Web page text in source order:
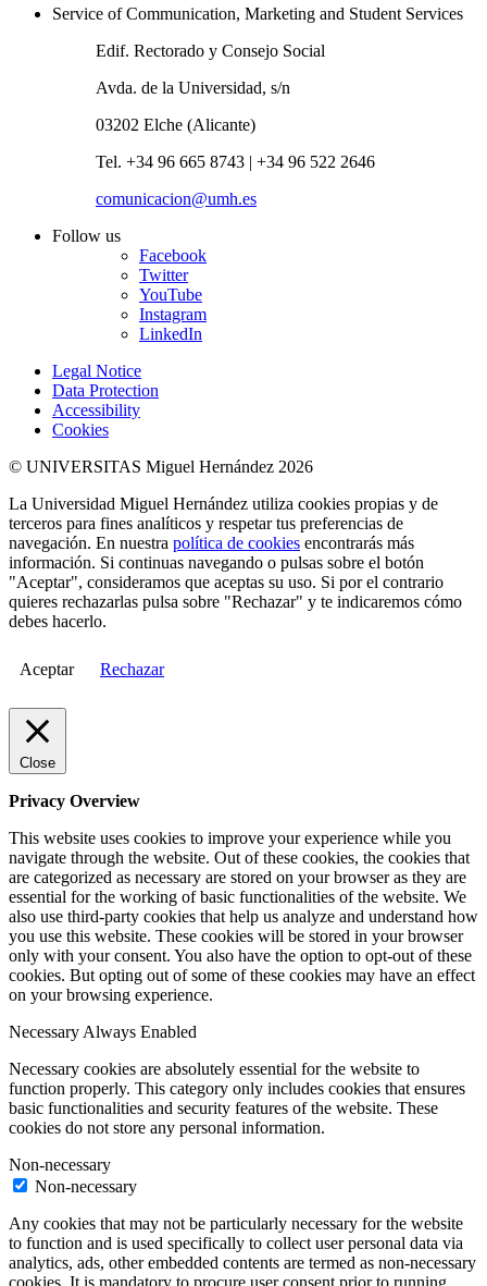
Service of Communication, Marketing and Student Services
Edif. Rectorado y Consejo Social
Avda. de la Universidad, s/n
03202 Elche (Alicante)
Tel. +34 96 665 8743 | +34 96 522 2646
comunicacion@umh.es
Follow us
Facebook
Twitter
YouTube
Instagram
LinkedIn
Legal Notice
Data Protection
Accessibility
Cookies
© UNIVERSITAS Miguel Hernández 2026
La Universidad Miguel Hernández utiliza cookies propias y de
terceros para fines analíticos y respetar tus preferencias de
navegación. En nuestra política de cookies encontrarás más
información. Si continuas navegando o pulsas sobre el botón
"Aceptar", consideramos que aceptas su uso. Si por el contrario
quieres rechazarlas pulsa sobre "Rechazar" y te indicaremos cómo
debes hacerlo.
Aceptar Rechazar
Close
Privacy Overview
This website uses cookies to improve your experience while you
navigate through the website. Out of these cookies, the cookies that
are categorized as necessary are stored on your browser as they are
essential for the working of basic functionalities of the website. We
also use third-party cookies that help us analyze and understand how
you use this website. These cookies will be stored in your browser
only with your consent. You also have the option to opt-out of these
cookies. But opting out of some of these cookies may have an effect
on your browsing experience.
NecessaryAlways Enabled
Necessary cookies are absolutely essential for the website to
function properly. This category only includes cookies that ensures
basic functionalities and security features of the website. These
cookies do not store any personal information.
Non-necessary
Non-necessary
Any cookies that may not be particularly necessary for the website
to function and is used specifically to collect user personal data via
analytics, ads, other embedded contents are termed as non-necessary